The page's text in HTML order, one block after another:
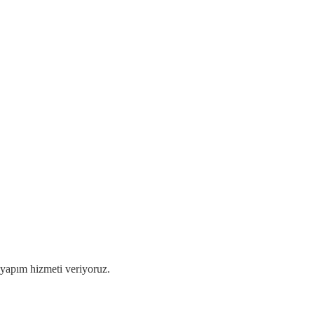
hizmeti veriyoruz.